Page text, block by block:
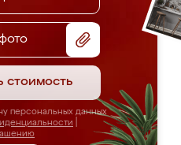
стоимость
персональных данных